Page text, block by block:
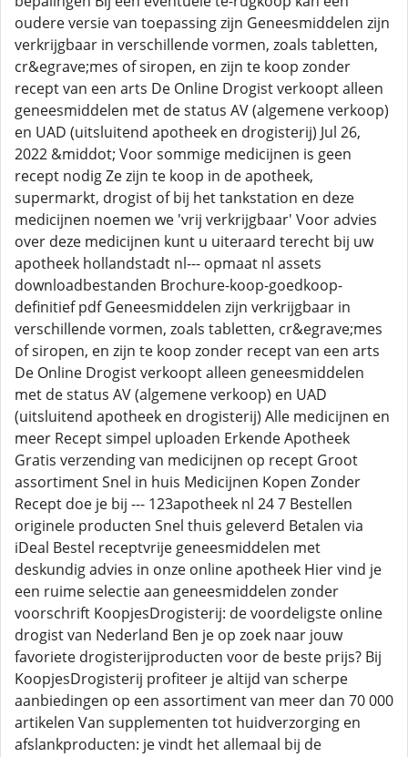
oudere versie van toepassing zijn Geneesmiddelen zijn
verkrijgbaar in verschillende vormen, zoals tabletten,
cr&egrave;mes of siropen, en zijn te koop zonder
recept van een arts De Online Drogist verkoopt alleen
geneesmiddelen met de status AV (algemene verkoop)
en UAD (uitsluitend apotheek en drogisterij) Jul 26,
2022 &middot; Voor sommige medicijnen is geen
recept nodig Ze zijn te koop in de apotheek,
supermarkt, drogist of bij het tankstation en deze
medicijnen noemen we 'vrij verkrijgbaar' Voor advies
over deze medicijnen kunt u uiteraard terecht bij uw
apotheek hollandstadt nl--- opmaat nl assets
downloadbestanden Brochure-koop-goedkoop-
definitief pdf Geneesmiddelen zijn verkrijgbaar in
verschillende vormen, zoals tabletten, cr&egrave;mes
of siropen, en zijn te koop zonder recept van een arts
De Online Drogist verkoopt alleen geneesmiddelen
met de status AV (algemene verkoop) en UAD
(uitsluitend apotheek en drogisterij) Alle medicijnen en
meer Recept simpel uploaden Erkende Apotheek
Gratis verzending van medicijnen op recept Groot
assortiment Snel in huis Medicijnen Kopen Zonder
Recept doe je bij --- 123apotheek nl 24 7 Bestellen
originele producten Snel thuis geleverd Betalen via
iDeal Bestel receptvrije geneesmiddelen met
deskundig advies in onze online apotheek Hier vind je
een ruime selectie aan geneesmiddelen zonder
voorschrift KoopjesDrogisterij: de voordeligste online
drogist van Nederland Ben je op zoek naar jouw
favoriete drogisterijproducten voor de beste prijs? Bij
KoopjesDrogisterij profiteer je altijd van scherpe
aanbiedingen op een assortiment van meer dan 70 000
artikelen Van supplementen tot huidverzorging en
afslankproducten: je vindt het allemaal bij de